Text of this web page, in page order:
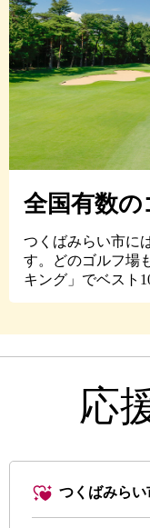
全国有数
つくばみらい市に
す。どのゴルフ場
キング」でベスト
応
つくばみら